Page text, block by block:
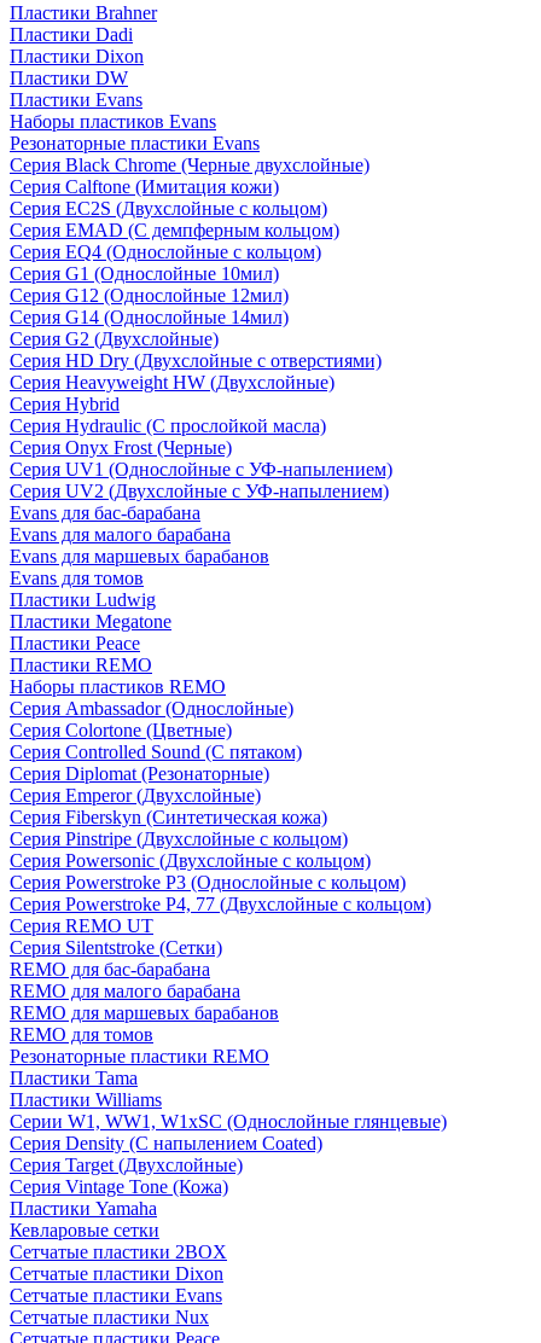
Пластики Brahner
Пластики Dadi
Пластики Dixon
Пластики DW
Пластики Evans
Наборы пластиков Evans
Резонаторные пластики Evans
Серия Black Chrome (Черные двухслойные)
Серия Calftone (Имитация кожи)
Серия EC2S (Двухслойные с кольцом)
Серия EMAD (С демпферным кольцом)
Серия EQ4 (Однослойные с кольцом)
Серия G1 (Однослойные 10мил)
Серия G12 (Однослойные 12мил)
Серия G14 (Однослойные 14мил)
Серия G2 (Двухслойные)
Серия HD Dry (Двухслойные с отверстиями)
Серия Heavyweight HW (Двухслойные)
Серия Hybrid
Серия Hydraulic (С прослойкой масла)
Серия Onyx Frost (Черные)
Серия UV1 (Однослойные с УФ-напылением)
Серия UV2 (Двухслойные с УФ-напылением)
Evans для бас-барабана
Evans для малого барабана
Evans для маршевых барабанов
Evans для томов
Пластики Ludwig
Пластики Megatone
Пластики Peace
Пластики REMO
Наборы пластиков REMO
Серия Ambassador (Однослойные)
Серия Colortone (Цветные)
Серия Controlled Sound (С пятаком)
Серия Diplomat (Резонаторные)
Серия Emperor (Двухслойные)
Серия Fiberskyn (Синтетическая кожа)
Серия Pinstripe (Двухслойные с кольцом)
Серия Powersonic (Двухслойные с кольцом)
Серия Powerstroke P3 (Однослойные с кольцом)
Серия Powerstroke P4, 77 (Двухслойные с кольцом)
Серия REMO UT
Серия Silentstroke (Сетки)
REMO для бас-барабана
REMO для малого барабана
REMO для маршевых барабанов
REMO для томов
Резонаторные пластики REMO
Пластики Tama
Пластики Williams
Серии W1, WW1, W1xSC (Однослойные глянцевые)
Серия Density (C напылением Coated)
Серия Target (Двухслойные)
Серия Vintage Tone (Кожа)
Пластики Yamaha
Кевларовые сетки
Сетчатые пластики 2BOX
Сетчатые пластики Dixon
Сетчатые пластики Evans
Сетчатые пластики Nux
Сетчатые пластики Peace